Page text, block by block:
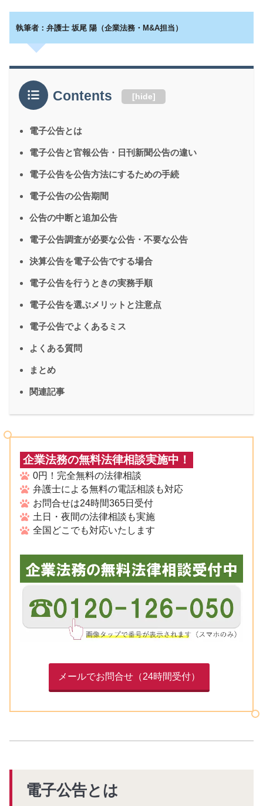
執筆者：弁護士 坂尾 陽（企業法務・M&A担当）
Contents [hide]
電子公告とは
電子公告と官報公告・日刊新聞公告の違い
電子公告を公告方法にするための手続
電子公告の公告期間
公告の中断と追加公告
電子公告調査が必要な公告・不要な公告
決算公告を電子公告でする場合
電子公告を行うときの実務手順
電子公告を選ぶメリットと注意点
電子公告でよくあるミス
よくある質問
まとめ
関連記事
企業法務の無料法律相談実施中！
0円！完全無料の法律相談
弁護士による無料の電話相談も対応
お問合せは24時間365日受付
土日・夜間の法律相談も実施
全国どこでも対応いたします
メールでお問合せ（24時間受付）
電子公告とは